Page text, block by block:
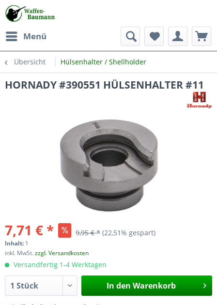
Menü
Übersicht Hülsenhalter / Shellholder
HORNADY #390551 HÜLSENHALTER #11
7,71 € * 9,95 € * (22,51% gespart)
Inhalt: 1
inkl. MwSt.zzgl. Versandkosten
Versandfertig 1-4 Werktagen
In den Warenkorb